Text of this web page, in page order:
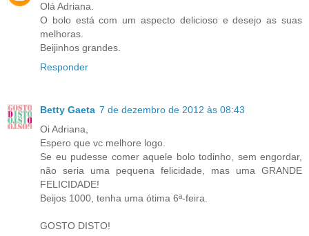
Olá Adriana.
O bolo está com um aspecto delicioso e desejo as suas
melhoras.
Beijinhos grandes.
Responder
Betty Gaeta 7 de dezembro de 2012 às 08:43
Oi Adriana,
Espero que vc melhore logo.
Se eu pudesse comer aquele bolo todinho, sem engordar,
não seria uma pequena felicidade, mas uma GRANDE
FELICIDADE!
Beijos 1000, tenha uma ótima 6ª-feira.
GOSTO DISTO!